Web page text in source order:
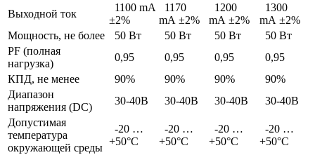
Выходной ток
1100 mA
±2%
1170
mA ±2%
1200
mA ±2%
1300
mA ±2%
Мощность, не более
50 Вт 50 Вт 50 Вт
50 Вт
PF (полная
нагрузка)
0,95 0,95 0,95
0,95
КПД, не менее
90% 90% 90%
90%
Диапазон
напряжения (DC)
30-40В 30-40В 30-40В
30-40В
Допустимая
температура
окружающей среды
-20 …
+50°С
-20 …
+50°С
-20 …
+50°С
-20 …
+50°С